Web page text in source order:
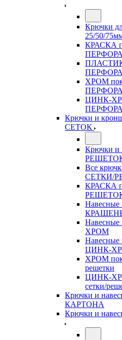
Крючки
25/50/
КРАСКА
ХРОМ
ЦИНК-
Крючки и
СЕТОК
Крючки и
Все
СЕТКИ/
КРАСКА
Навесные
Навесные
ХРОМ
Навесные
ЦИНК-
ХРОМ
решетки
ЦИНК-
сетки/
Крючки и
КАРТОНА
Крючки и